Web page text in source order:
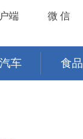
端 微 信
汽车 食品